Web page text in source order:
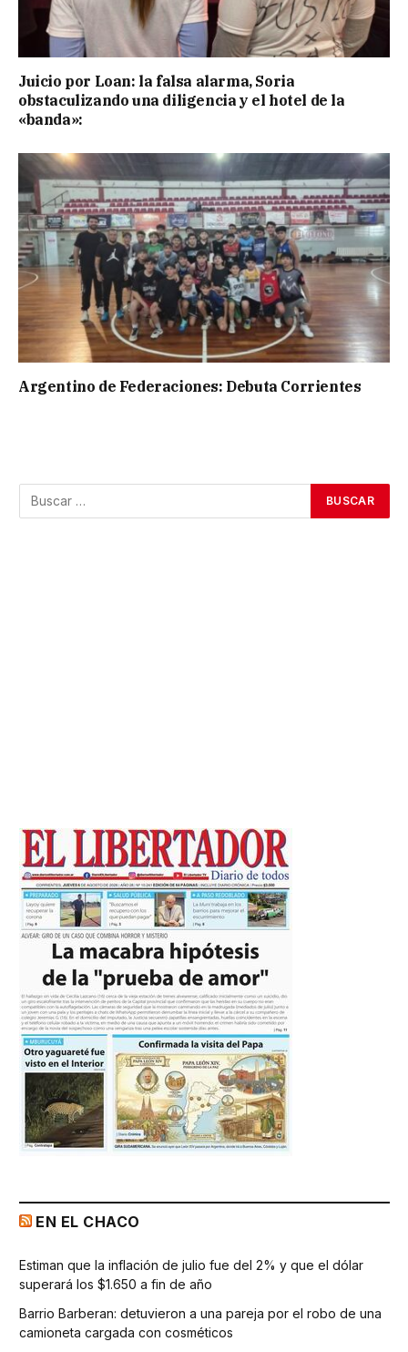
Juicio por Loan: la falsa alarma, Soria
obstaculizando una diligencia y el hotel de la
«banda»:
Argentino de Federaciones: Debuta Corrientes
EN EL CHACO
Estiman que la inflación de julio fue del 2% y que el dólar
superará los $1.650 a fin de año
Barrio Barberan: detuvieron a una pareja por el robo de una
camioneta cargada con cosméticos